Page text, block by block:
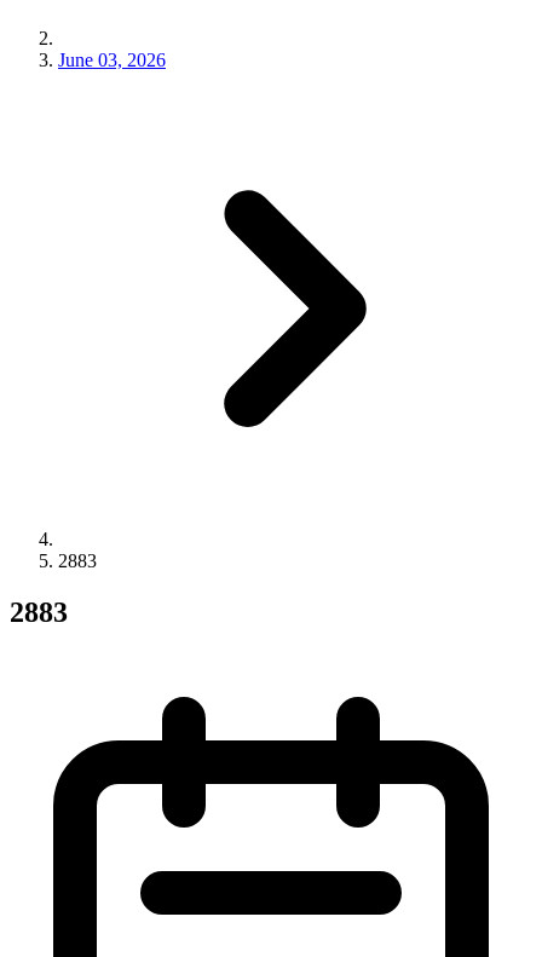
June 03, 2026
2883
2883